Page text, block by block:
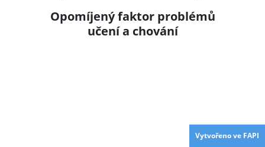
Opomíjený faktor problémů
učení a chování
Vytvořeno ve FAPI